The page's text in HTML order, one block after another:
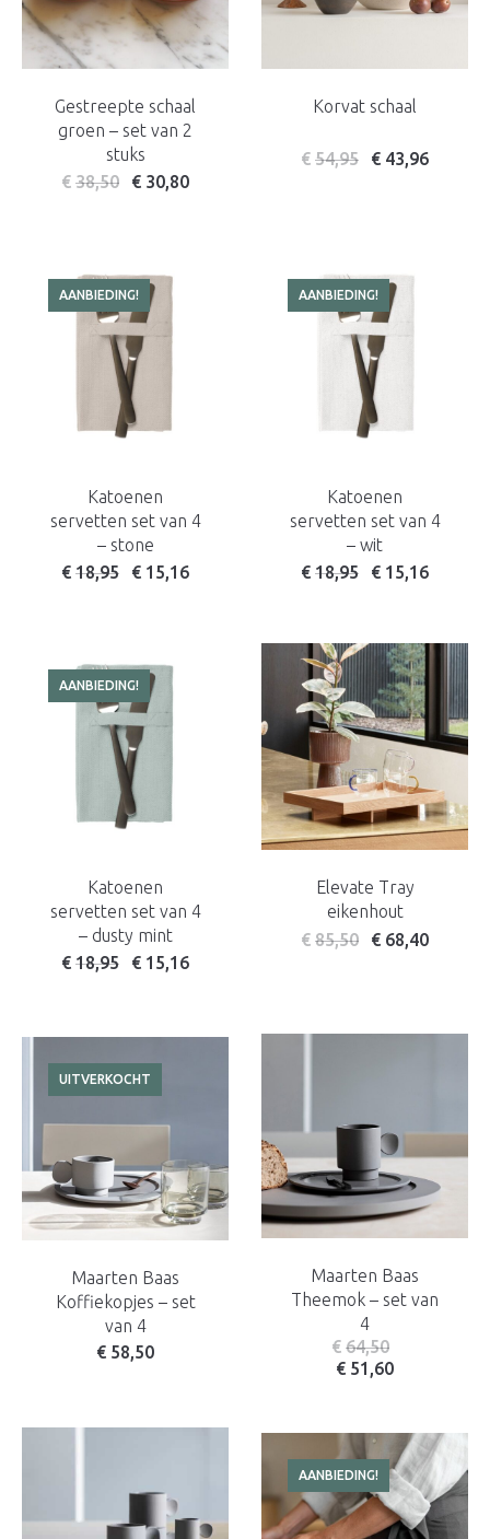
Gestreepte schaal
groen – set van 2
stuks
€ 38,50 € 30,80
Korvat schaal
€ 54,95 € 43,96
AANBIEDING!
Katoenen
servetten set van 4
– stone
Oorspronkelijke prijs was: € 21,50.
€ 18,95Huidige prijs is: € 18,95.
€ 15,16
AANBIEDING!
Katoenen
servetten set van 4
– wit
Oorspronkelijke prijs
€ 18,95Huidige prijs is:
€ 15,16
AANBIEDING!
Katoenen
servetten set van 4
– dusty mint
Oorspronkelijke prijs was: € 21,50.
€ 18,95Huidige prijs is: € 18,95.
€ 15,16
Elevate Tray
eikenhout
€ 85,50 € 68,40
UITVERKOCHT
Maarten Baas
Koffiekopjes – set
van 4
€ 58,50
Maarten Baas
Theemok – set van
4
€ 64,50
€ 51,60
AANBIEDING!